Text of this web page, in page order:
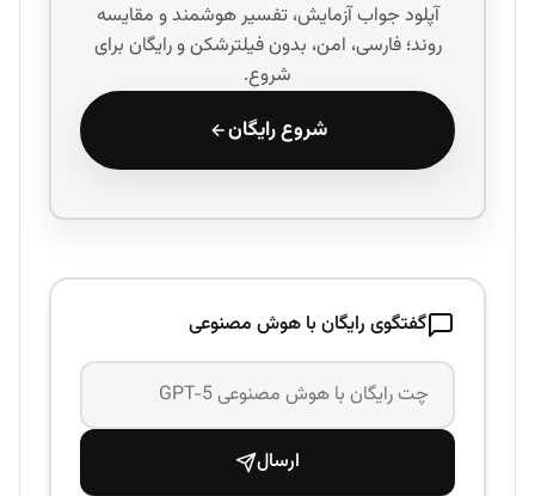
آپلود جواب آزمایش، تفسیر هوشمند و مقایسه
روند؛ فارسی، امن، بدون فیلترشکن و رایگان برای
شروع.
شروع رایگان
گفتگوی رایگان با هوش مصنوعی
ارسال